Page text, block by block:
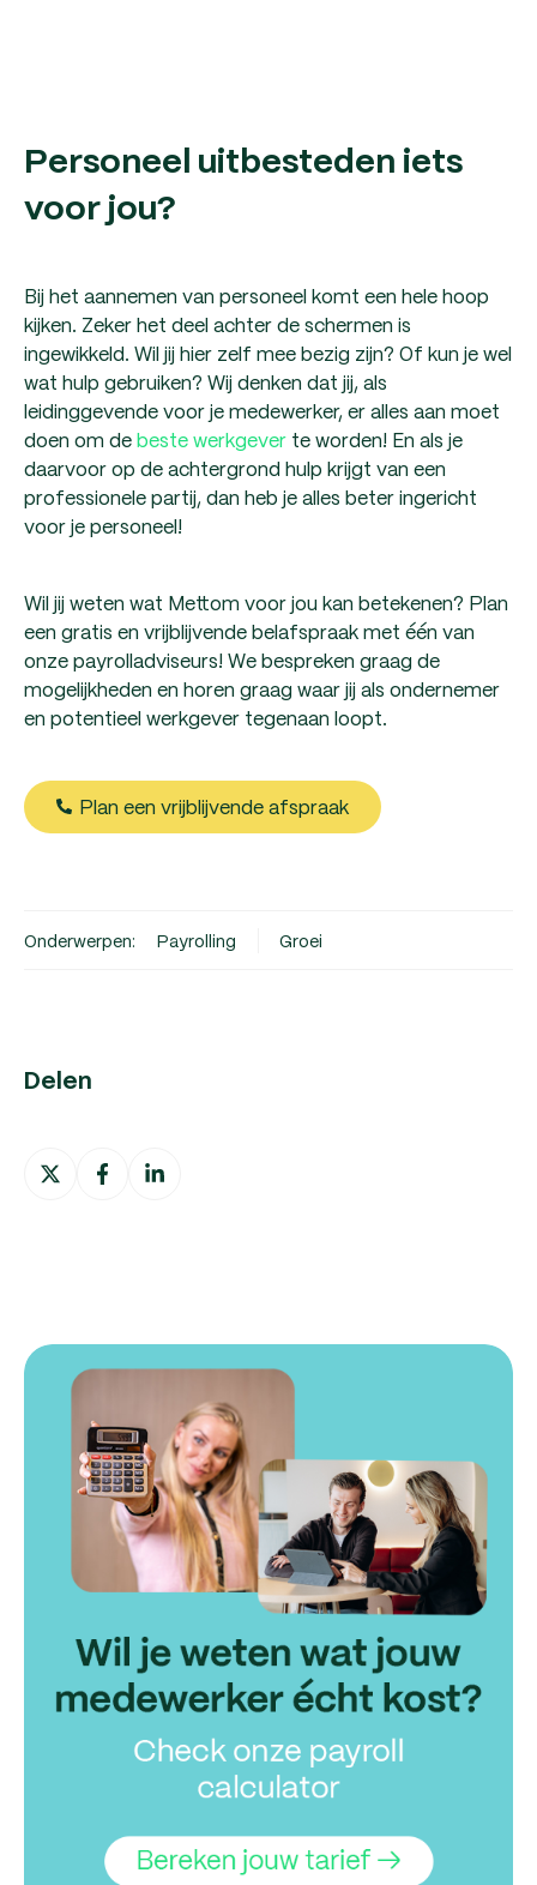
Personeel uitbesteden iets
voor jou?
Bij het aannemen van personeel komt een hele hoop
kijken. Zeker het deel achter de schermen is
ingewikkeld. Wil jij hier zelf mee bezig zijn? Of kun je wel
wat hulp gebruiken? Wij denken dat jij, als
leidinggevende voor je medewerker, er alles aan moet
doen om debeste werkgever te worden! En als je
daarvoor op de achtergrond hulp krijgt van een
professionele partij, dan heb je alles beter ingericht
voor je personeel!
Wil jij weten wat Mettom voor jou kan betekenen? Plan
een gratis en vrijblijvende belafspraak met één van
onze payrolladviseurs! We bespreken graag de
mogelijkheden en horen graag waar jij als ondernemer
en potentieel werkgever tegenaan loopt.
Plan een vrijblijvende afspraak
Onderwerpen: Payrolling Groei
Delen
Deel
op
Deel
op
Deel
op